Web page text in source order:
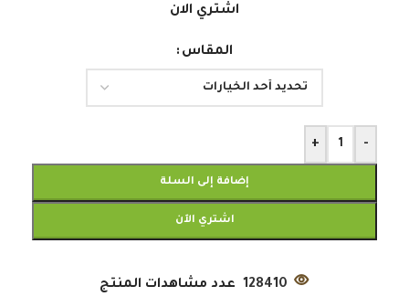
اشتري الان
المقاس
-
+
إضافة إلى السلة
اشتري الآن
128410 عدد مشاهدات المنتج